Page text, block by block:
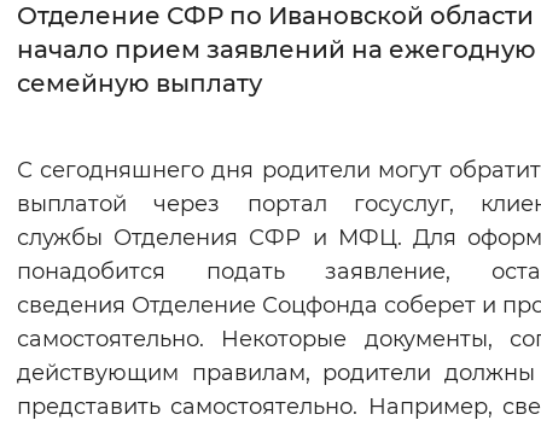
Без засечек С засечками
Интервал между буквами
Цвет сайта
Монохромный Инверсивный
Синий фон
Изображения
Включены Выключены
Отделение СФР по Ивановской области
начало прием заявлений на ежегодную
семейную выплату
С сегодняшнего дня родители могут
выплатой через портал госуслуг,
службы Отделения СФР и МФЦ. Для
понадобится подать заявление,
сведения Отделение Соцфонда соберет и
самостоятельно. Некоторые документы,
действующим правилам, родители должны
представить самостоятельно. Например,